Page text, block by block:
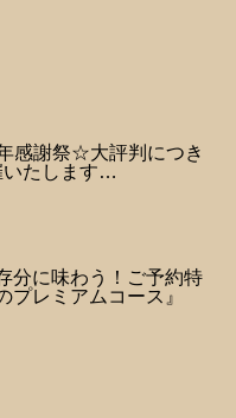
感謝祭☆大評判につき
いたします…
分に味わう！ご予約特
プレミアムコース』